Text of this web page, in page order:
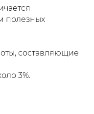
полезных
составляющие
3%.